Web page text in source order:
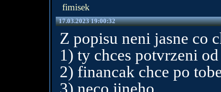
fimisek
17.03.2023 19:00:32
Z popisu neni jasne co
1) ty chces potvrzeni
2) financak chce po